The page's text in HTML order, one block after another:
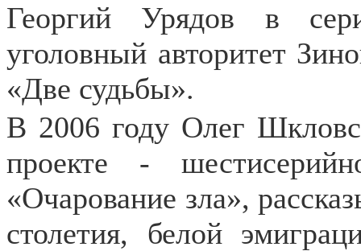
Георгий Урядов в
уголовный авторитет
«Две судьбы».
В 2006 году Олег
проекте -
«Очарование зла»,
столетия, белой